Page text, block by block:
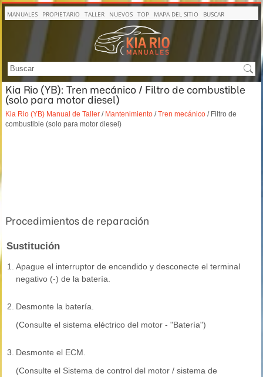
MANUALES PROPIETARIO TALLER NUEVOS TOP MAPA DEL SITIO BUSCAR
Kia Rio (YB): Tren mecánico / Filtro de combustible
(solo para motor diesel)
Kia Rio (YB) Manual de Taller / Mantenimiento /Tren mecánico / Filtro de
combustible (solo para motor diesel)
Procedimientos de reparación
Sustitución
1.
Apague el interruptor de encendido y desconecte el terminal
negativo (-) de la batería.
2. Desmonte la batería.
(Consulte el sistema eléctrico del motor - "Batería")
3. Desmonte el ECM.
(Consulte el Sistema de control del motor / sistema de